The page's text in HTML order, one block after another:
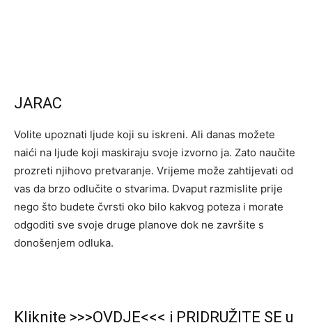
JARAC
Volite upoznati ljude koji su iskreni. Ali danas možete
naići na ljude koji maskiraju svoje izvorno ja. Zato naučite
prozreti njihovo pretvaranje. Vrijeme može zahtijevati od
vas da brzo odlučite o stvarima. Dvaput razmislite prije
nego što budete čvrsti oko bilo kakvog poteza i morate
odgoditi sve svoje druge planove dok ne završite s
donošenjem odluka.
Kliknite >>>OVDJE<<< i PRIDRUŽITE SE u